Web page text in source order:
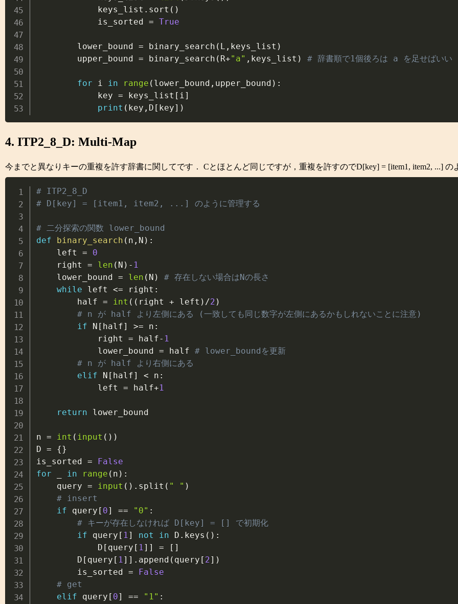
            keys_list
. sort ( )
            is_sorted
= True
        lower_bound
= binary_search ( L , keys_list )
        upper_bound
= binary_search ( R+"a" , keys_list ) # 辞書順で1個後ろは a を足せばいい
for i in range ( lower_bound , upper_bound ) :
            key
= keys_list [ i ]
print ( key , D [ key] )
4. ITP2_8_D: Multi-Map
今までと異なりキーの重複を許す辞書に関してです． Cとほとんど同じですが，重複を許すのでD[key] = [item1, item2, ...] の
# ITP2_8_D
# D[key] = [item1, item2, ...] のように管理する
# 二分探索の関数 lower_bound
def
binary_search ( n , N ) :
    left
=
0
    right
= len ( N ) - 1
    lower_bound
= len ( N )
# 存在しない場合はNの長さ
while left <= right :
        half
= int ( ( right + left ) /2 )
# n が half より左側にある (一致しても同じ数字が左側にあるかもしれないことに注意)
if N [ half] >= n :
            right
= half- 1
            lower_bound
= half # lower_boundを更新
# n が half より右側にある
elif N [ half] < n :
            left
= half+1
return lower_bound
n = int ( input ( ) )
D = {}
is_sorted =
False
for
in range ( n ) :
    query
= input ( ) . split ( " " )
# insert
if query [ 0] == "0" :
# キーが存在しなければ D[key] = [] で初期化
if query [ 1] not in D . keys ( ) :
            D
[ query [ 1] ] = [ ]
        D
[ query [ 1] ] . append ( query [ 2] )
        is_sorted
=
False
# get
elif query [ 0] == "1" :